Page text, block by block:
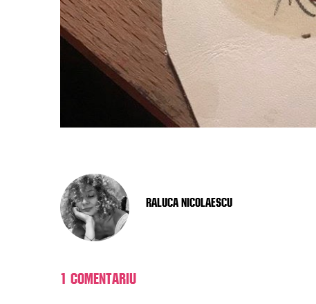
Raluca Nicolaescu
1 comentariu